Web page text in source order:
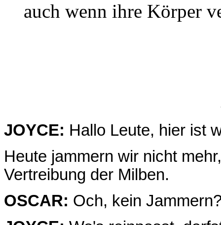
auch wenn ihre Körper
JOYCE: Hallo Leute, hier ist
Heute jammern wir nicht
Vertreibung der Milben.
OSCAR: Och, kein